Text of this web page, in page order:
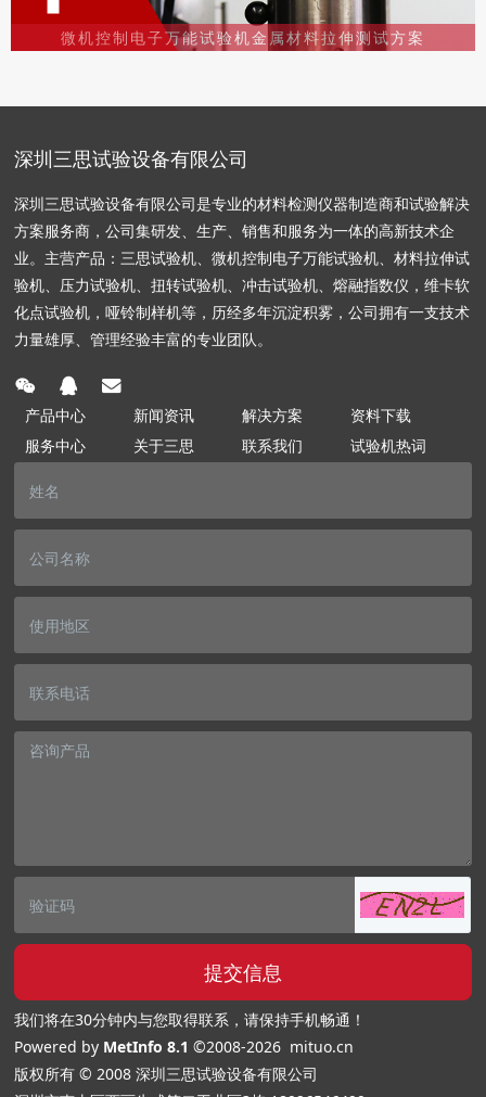
微机控制电子万能试验机金属材料拉伸测试方案
深圳三思试验设备有限公司
深圳三思试验设备有限公司是专业的材料检测仪器制造商和试验解决
方案服务商，公司集研发、生产、销售和服务为一体的高新技术企
业。主营产品：三思试验机、微机控制电子万能试验机、材料拉伸试
验机、压力试验机、扭转试验机、冲击试验机、熔融指数仪，维卡软
化点试验机，哑铃制样机等，历经多年沉淀积雾，公司拥有一支技术
力量雄厚、管理经验丰富的专业团队。
产品中心 新闻资讯 解决方案
资料下载
服务中心
关于三思 联系我们 试验机热词
提交信息
我们将在30分钟内与您取得联系，请保持手机畅通！
Powered by MetInfo 8.1 ©2008-2026 mituo.cn
版权所有 © 2008 深圳三思试验设备有限公司